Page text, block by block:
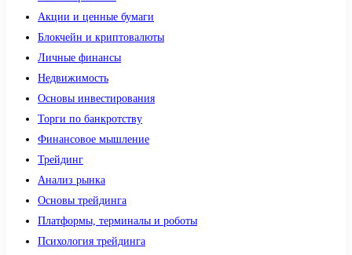
Акции и ценные бумаги
Блокчейн и криптовалюты
Личные финансы
Недвижимость
Основы инвестирования
Торги по банкротству
Финансовое мышление
Трейдинг
Анализ рынка
Основы трейдинга
Платформы, терминалы и роботы
Психология трейдинга